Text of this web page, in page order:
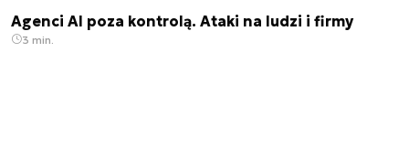
Agenci AI poza kontrolą. Ataki na ludzi i firmy
3 min.